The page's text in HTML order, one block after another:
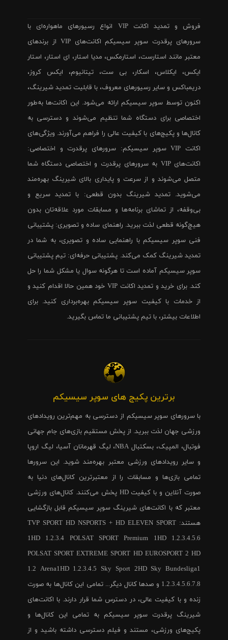
فروش و تمدید اکانت VIP انواع رسیورهای ماهواره‌ای با
سرورهای پرقدرت سوپر سیسیکم اکانت‌های VIP از برندهای
معتبر مانند استارست، استارمکس، مدیا استار، ای استار، استار
ایکس، ایکلاس، اسکار، بی ست، تیتانیوم، ایکس کروز،
دریمباکس و سایر رسیورهای معروف، با قابلیت تمدید شیرینگ،
اکنون توسط سوپر سیسیکم ارائه می‌شود. این اکانت‌ها به‌طور
اختصاصی برای دستگاه شما تنظیم می‌شوند و دسترسی به
کانال‌ها و پکیج‌های با کیفیت عالی را فراهم می‌آورند. ویژگی‌های
اکانت VIP سوپر سیسیکم: سرورهای پرقدرت و اختصاصی:
اکانت‌های VIP به سرورهای پرقدرت و اختصاصی دستگاه شما
متصل می‌شوند و از سرعت و پایداری بالای شیرینگ بهره‌مند
می‌شوید. تمدید شیرینگ بدون قطعی: با تمدید سریع و
بی‌وقفه، از تماشای برنامه‌ها و مسابقات مورد علاقه‌تان بدون
هیچ‌گونه قطعی لذت ببرید. راهنمای ساده و تصویری: پشتیبانی
فنی سوپر سیسیکم با راهنمایی ساده و تصویری، به شما در
تمدید شیرینگ کمک می‌کند. پشتیبانی حرفه‌ای: تیم پشتیبانی
سوپر سیسیکم آماده است تا هرگونه سوال یا مشکل شما را حل
کند. برای خرید و تمدید اکانت VIP خود همین حالا اقدام کنید و
از خدمات با کیفیت سوپر سیسیکم بهره‌برداری کنید. برای
اطلاعات بیشتر، با تیم پشتیبانی ما تماس بگیرید.
برترین پکیج های سوپر سیسیکم
با سرورهای سوپر سیسیکم از دسترسی به مهم‌ترین رویدادهای
ورزشی جهان لذت ببرید. از پخش مستقیم بازی‌های جام جهانی
فوتبال، المپیک، بسکتبال NBA، لیگ قهرمانان آسیا، لیگ اروپا
و سایر رویدادهای ورزشی معتبر بهره‌مند شوید. این سرورها
تمامی بازی‌ها و مسابقات را از معتبرترین کانال‌های دنیا به
صورت آنلاین و با کیفیت HD پخش می‌کنند. کانال‌های ورزشی
معتبر که با اکانت‌های شیرینگ سوپر سیسیکم قابل بازگشایی
هستند: TVP SPORT HD NSPORTS + HD ELEVEN SPORT
1HD 1.2.3.4 POLSAT SPORT Premium 1HD 1.2.3.4.5.6
POLSAT SPORT EXTREME SPORT HD EUROSPORT 2 HD
1.2 Arena1HD 1.2.3.4.5 Sky Sport 2HD Sky Bundesliga1
1.2.3.4.5.6.7.8 و صدها کانال دیگر... تمامی این کانال‌ها به صورت
زنده و با کیفیت عالی، در دسترس شما قرار دارند. با اکانت‌های
شیرینگ پرقدرت سوپر سیسیکم به تمامی این کانال‌ها و
پکیج‌های ورزشی، مستند و فیلم دسترسی داشته باشید و از